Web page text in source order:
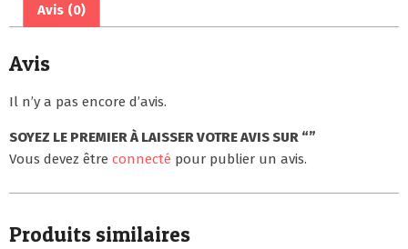
Avis (0)
Avis
Il n’y a pas encore d’avis.
SOYEZ LE PREMIER À LAISSER VOTRE AVIS SUR “”
Vous devez être connecté pour publier un avis.
Produits similaires